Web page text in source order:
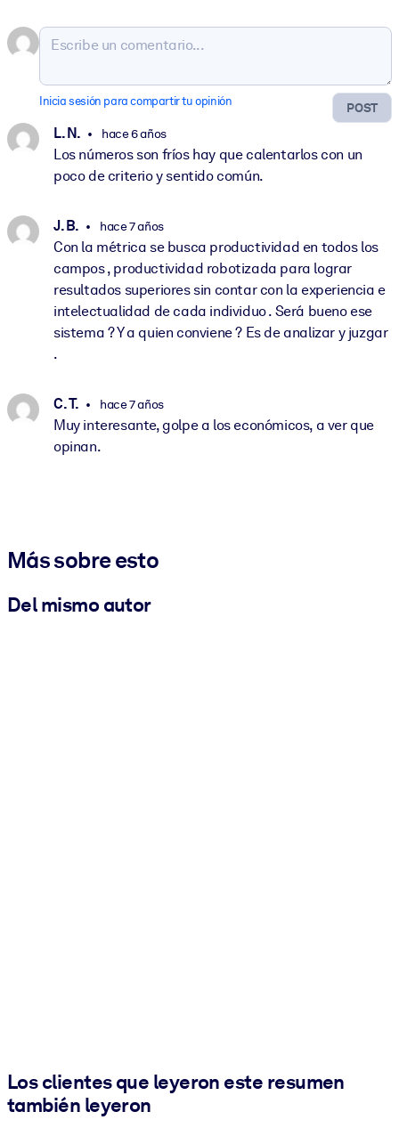
POST
Inicia sesión para compartir tu opinión
L. N. hace 6 años
Los números son fríos hay que calentarlos con un
poco de criterio y sentido común.
J. B. hace 7 años
Con la métrica se busca productividad en todos los
campos , productividad robotizada para lograr
resultados superiores sin contar con la experiencia e
intelectualidad de cada individuo . Será bueno ese
sistema ? Y a quien conviene ? Es de analizar y juzgar
.
C. T. hace 7 años
Muy interesante, golpe a los económicos, a ver que
opinan.
Más sobre esto
Del mismo autor
Los clientes que leyeron este resumen
también leyeron